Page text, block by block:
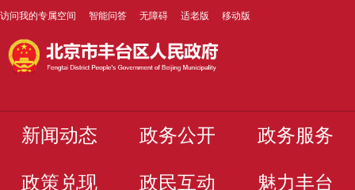
访问我的专属空间 智能问答 无障碍 适老版 移动版
新闻动态 政务公开 政务服务
政策兑现 政民互动 魅力丰台